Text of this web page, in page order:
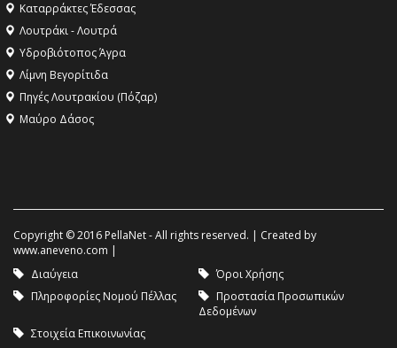
Καταρράκτες Έδεσσας
Λουτράκι - Λουτρά
Υδροβιότοπος Άγρα
Λίμνη Βεγορίτιδα
Πηγές Λουτρακίου (Πόζαρ)
Μαύρο Δάσος
Copyright © 2016 PellaNet - All rights reserved. | Created by
www.aneveno.com |
Διαύγεια
Όροι Χρήσης
Πληροφορίες Νομού Πέλλας
Προστασία Προσωπικών
Δεδομένων
Στοιχεία Επικοινωνίας